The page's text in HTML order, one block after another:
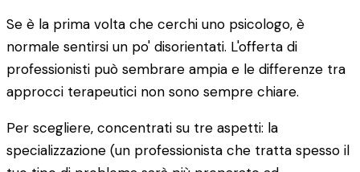
Se è la prima volta che cerchi uno psicologo, è
normale sentirsi un po' disorientati. L'offerta di
professionisti può sembrare ampia e le differenze tra
approcci terapeutici non sono sempre chiare.
Per scegliere, concentrati su tre aspetti: la
specializzazione (un professionista che tratta spesso il